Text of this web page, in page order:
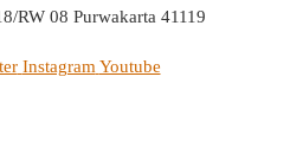
RW 08 Purwakarta 41119
Instagram Youtube